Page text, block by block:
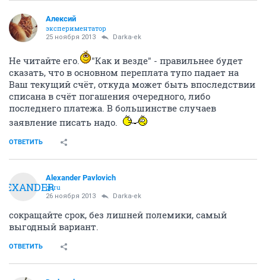
Алексий
экспериментатор
25 ноября 2013 Darka-ek
Не читайте его.
"Как и везде" - правильнее будет
сказать, что в основном переплата тупо падает на
Ваш текущий счёт, откуда может быть впоследствии
списана в счёт погашения очередного, либо
последнего платежа. В большинстве случаев
заявление писать надо.
ОТВЕТИТЬ
Alexander Pavlovich
guru
26 ноября 2013 Darka-ek
сокращайте срок, без лишней полемики, самый
выгодный вариант.
ОТВЕТИТЬ